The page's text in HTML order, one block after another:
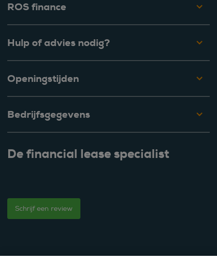
ROS finance
Hulp of advies nodig?
Openingstijden
Bedrijfsgegevens
De financial lease specialist
Schrijf een review